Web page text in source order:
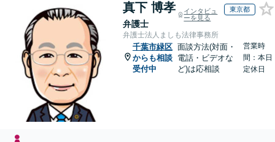
真下 博孝
弁護士
インタビュ
ーを見る
東京都
弁護士法人ましも法律事務所
千葉市緑区
からも相談
受付中
面談方法(対面・
電話・ビデオな
ど)は応相談
営業時
間：本日
定休日